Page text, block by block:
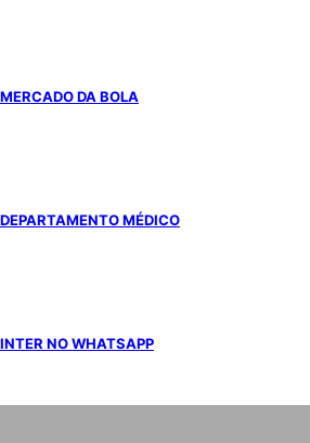
MERCADO DA BOLA
DEPARTAMENTO MÉDICO
INTER NO WHATSAPP